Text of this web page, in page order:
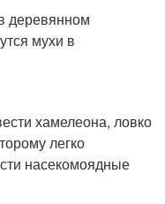
хамелеона, ловко
легко
насекомоядные